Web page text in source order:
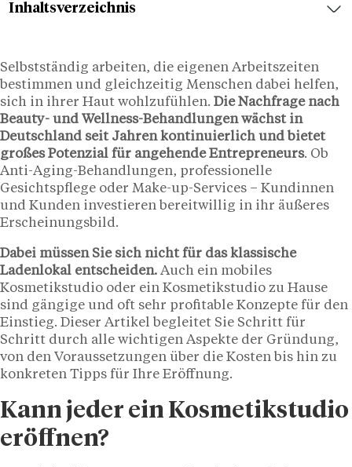
Selbstständig arbeiten, die eigenen Arbeitszeiten
bestimmen und gleichzeitig Menschen dabei helfen,
sich in ihrer Haut wohlzufühlen. Die Nachfrage nach
Beauty- und Wellness-Behandlungen wächst in
Deutschland seit Jahren kontinuierlich und bietet
großes Potenzial für angehende Entrepreneurs. Ob
Anti-Aging-Behandlungen, professionelle
Gesichtspflege oder Make-up-Services – Kundinnen
und Kunden investieren bereitwillig in ihr äußeres
Erscheinungsbild.
Dabei müssen Sie sich nicht für das klassische
Ladenlokal entscheiden. Auch ein mobiles
Kosmetikstudio oder ein Kosmetikstudio zu Hause
sind gängige und oft sehr profitable Konzepte für den
Einstieg. Dieser Artikel begleitet Sie Schritt für
Schritt durch alle wichtigen Aspekte der Gründung,
von den Voraussetzungen über die Kosten bis hin zu
konkreten Tipps für Ihre Eröffnung.
Kann jeder ein Kosmetikstudio
eröffnen?
Inhaltsverzeichnis